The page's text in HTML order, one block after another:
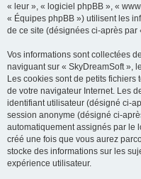
« leur », « logiciel phpBB », «
« Équipes phpBB ») utilisent les
de ce site (désignées ci-après par
Vos informations sont collectées
naviguant sur « SkyDreamSoft »,
Les cookies sont de petits
de votre navigateur Internet. Les
identifiant utilisateur (désigné ci-
session anonyme (désigné ci-
automatiquement assignés par le
créé une fois que vous aurez
stocke des informations sur les
expérience utilisateur.